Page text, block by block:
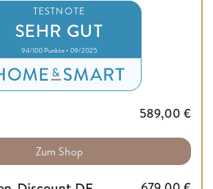
TESTNOTE
SEHR GUT
94/100 Punkte • 09/2025
589,00 €
Zum Shop